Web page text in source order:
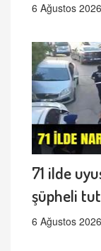
6 Ağustos
71 ilde
şüpheli
6 Ağustos